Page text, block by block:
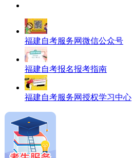
福建自考服务网微信公众号
福建自考报名报考指南
福建自考服务网授权学习中心